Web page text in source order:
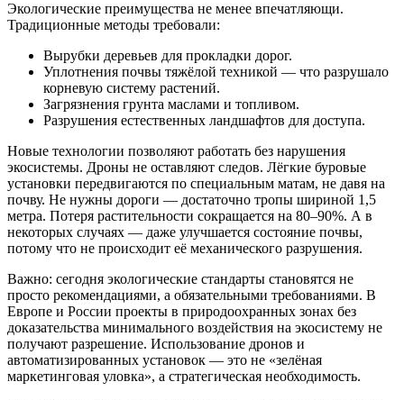
Экологические преимущества не менее впечатляющи.
Традиционные методы требовали:
Вырубки деревьев для прокладки дорог.
Уплотнения почвы тяжёлой техникой — что разрушало
корневую систему растений.
Загрязнения грунта маслами и топливом.
Разрушения естественных ландшафтов для доступа.
Новые технологии позволяют работать без нарушения
экосистемы. Дроны не оставляют следов. Лёгкие буровые
установки передвигаются по специальным матам, не давя на
почву. Не нужны дороги — достаточно тропы шириной 1,5
метра. Потеря растительности сокращается на 80–90%. А в
некоторых случаях — даже улучшается состояние почвы,
потому что не происходит её механического разрушения.
Важно: сегодня экологические стандарты становятся не
просто рекомендациями, а обязательными требованиями. В
Европе и России проекты в природоохранных зонах без
доказательства минимального воздействия на экосистему не
получают разрешение. Использование дронов и
автоматизированных установок — это не «зелёная
маркетинговая уловка», а стратегическая необходимость.